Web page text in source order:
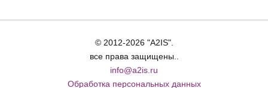
© 2012-2026 "A2IS".
все права защищены..
info@a2is.ru
Обработка персональных данных